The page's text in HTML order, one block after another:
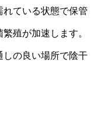
ている状態で保管
殖が加速します。
しの良い場所で陰干